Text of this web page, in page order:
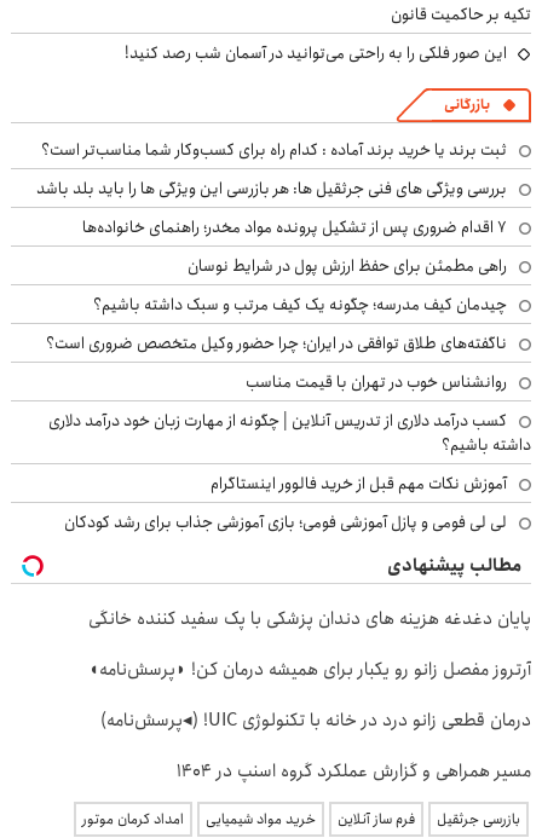
تکیه بر حاکمیت قانون
این صور فلکی را به راحتی می‌توانید در آسمان شب رصد کنید!
بازرگانی
ثبت برند یا خرید برند آماده : کدام راه برای کسب‌وکار شما مناسب‌تر است؟
بررسی ویژگی های فنی جرثقیل ها: هر بازرسی این ویژگی ها را باید بلد باشد
۷ اقدام ضروری پس از تشکیل پرونده مواد مخدر؛ راهنمای خانواده‌ها
راهی مطمئن برای حفظ ارزش پول در شرایط نوسان
چیدمان کیف مدرسه؛ چگونه یک کیف مرتب و سبک داشته باشیم؟
ناگفته‌های طلاق توافقی در ایران؛ چرا حضور وکیل متخصص ضروری است؟
روانشناس خوب در تهران با قیمت مناسب
کسب درآمد دلاری از تدریس آنلاین | چگونه از مهارت زبان خود درآمد دلاری
داشته باشیم؟
آموزش نکات مهم قبل از خرید فالوور اینستاگرام
لی لی فومی و پازل آموزشی فومی؛ بازی آموزشی جذاب برای رشد کودکان
مطالب پیشنهادی
پایان دغدغه هزینه های دندان پزشکی با پک سفید کننده خانگی
آرتروز مفصل زانو رو یکبار برای همیشه درمان کن! ◗پرسش‌نامه◖
درمان قطعی زانو درد در خانه با تکنولوژی UIC! (◂پرسش‌نامه)
مسیر همراهی و گزارش عملکرد گروه اسنپ در ۱۴۰۴
بازرسی جرثقیل فرم ساز آنلاین خرید مواد شیمیایی امداد کرمان موتور